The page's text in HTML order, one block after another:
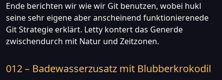
Ende berichten wir wie wir Git benutzen, wobei hukl
seine sehr eigene aber anscheinend funktionierenede
Git Strategie erklärt. Letty kontert das Generde
zwischendurch mit Natur und Zeitzonen.
012 – Badewasserzusatz mit Blubberkrokodil